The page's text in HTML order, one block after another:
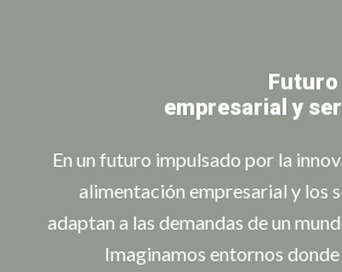
Futuro
empresarial y
En un futuro impulsado por la
alimentación empresarial y los
adaptan a las demandas de un
Imaginamos entornos